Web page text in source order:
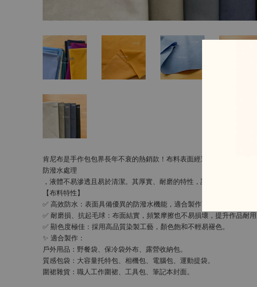
肯尼布是手作包包界長年不衰的熱銷款！布料表面經過
防潑水處理
，液體不易滲透且易於清潔。其厚實、耐磨的特性，讓作品即使不貼
【布料特性】
✅ 高效防水：表面具備優異的防潑水機能，適合製作雨天外出的包款。
✅ 耐磨損、抗起毛球：布面結實，頻繁摩擦也不易損壞，提升作品耐用
✅ 顯色度極佳：採用高品質染製工藝，顏色飽和不輕易褪色。
✨ 適合製作：
戶外用品：野餐袋、保冷袋外布、露營收納包。
質感包袋：大容量托特包、相機包、電腦包、運動提袋。
圍裙雜貨：職人工作圍裙、工具包、筆記本封面。